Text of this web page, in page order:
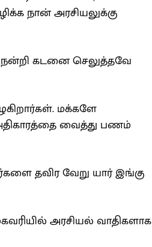
நான் அரசியலுக்கு
கடனை செலுத்தவே
மக்களே
வைத்து பணம்
தவிர வேறு யார் இங்கு
அரசியல் வாதிகளாக